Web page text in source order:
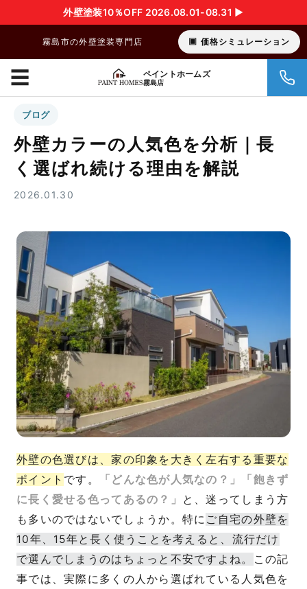
外壁塗装10％OFF 2026.08.01-08.31 ▶︎
霧島市の外壁塗装専門店 価格シミュレーション
ペイントホームズ
霧島店
☰
ブログ
外壁カラーの人気色を分析｜長
く選ばれ続ける理由を解説
2026.01.30
外壁の色選びは、家の印象を大きく左右する重要な
ポイント です。
「どんな色が人気なの？」「飽きず
に長く愛せる色ってあるの？」
と、迷ってしまう方
も多いのではないでしょうか。特に ご自宅の外壁を
10年、15年と長く使うことを考えると、流行だけ
で選んでしまうのはちょっと不安ですよね。
この記
事では、実際に多くの人から選ばれている人気色を